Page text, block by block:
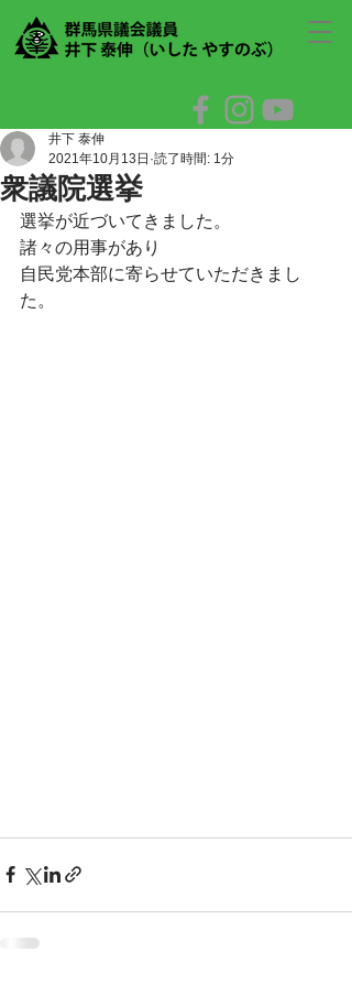
衆議院選挙
井下 泰伸
2021年10月13日 読了時間: 1分
選挙が近づいてきました。
諸々の用事があり
自民党本部に寄らせていただきまし
た。